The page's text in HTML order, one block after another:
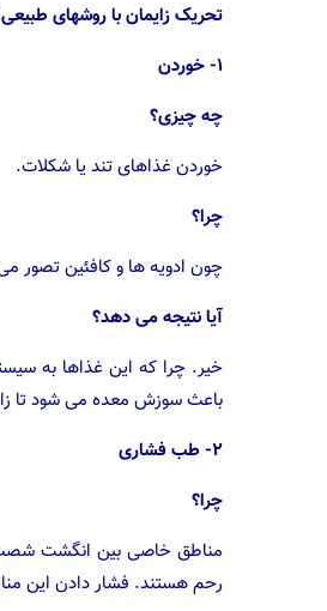
تحریک زایمان با روشهای
۱- خوردن
چه چیزی؟
خوردن غذاهای تند یا شکلات.
چرا؟
چون ادویه ها و کافئین
آیا نتیجه می دهد؟
خیر. چرا که این غذاها به
باعث سوزش معده می شود تا
۲- طب فشاری
چرا؟
مناطق خاصی بین انگشت شصت
رحم هستند. فشار دادن این